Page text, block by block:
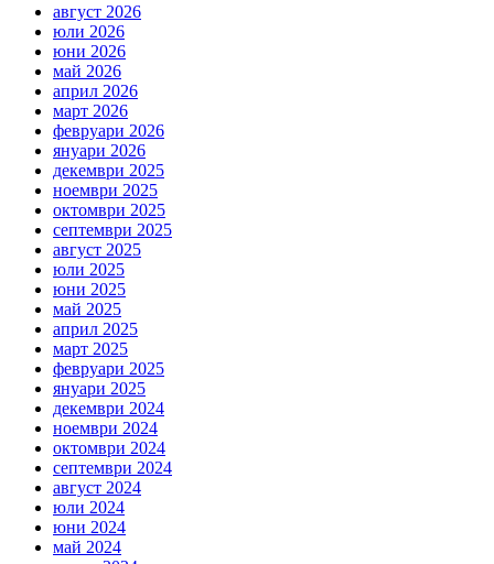
август 2026
юли 2026
юни 2026
май 2026
април 2026
март 2026
февруари 2026
януари 2026
декември 2025
ноември 2025
октомври 2025
септември 2025
август 2025
юли 2025
юни 2025
май 2025
април 2025
март 2025
февруари 2025
януари 2025
декември 2024
ноември 2024
октомври 2024
септември 2024
август 2024
юли 2024
юни 2024
май 2024